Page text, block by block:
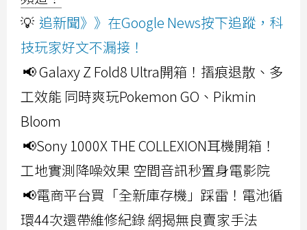
💡 追新聞》》在Google News按下追蹤，科
技玩家好文不漏接！
📢 Galaxy Z Fold8 Ultra開箱！摺痕退散、多
工效能 同時爽玩Pokemon GO、Pikmin
Bloom
📢Sony 1000X THE COLLEXION耳機開箱！
工地實測降噪效果 空間音訊秒置身電影院
📢電商平台買「全新庫存機」踩雷！電池循
環44次還帶維修紀錄 網揭無良賣家手法